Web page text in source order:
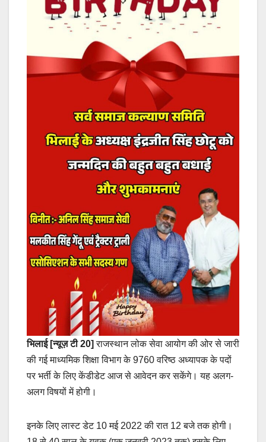
भिलाई [न्यूज़ टी 20] राजस्थान लोक सेवा आयोग की ओर से जारी
की गई माध्यमिक शिक्षा विभाग के 9760 वरिष्ठ अध्यापक के पदों
पर भर्ती के लिए केंडीडेट आज से आवेदन कर सकेंगे। यह अलग-
अलग विषयों में होगी।
इनके लिए लास्ट डेट 10 मई 2022 की रात 12 बजे तक होगी।